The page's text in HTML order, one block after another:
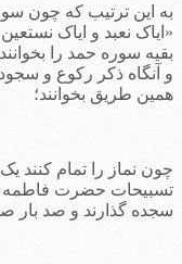
این ترتیب که چون
نعبد و ایاک
سوره حمد را
آنگاه ذکر رکوع و سجود
طریق بخوانند؛
نماز را تمام کنند یک
حضرت فاطمه‌ی
گذارند و صد بار